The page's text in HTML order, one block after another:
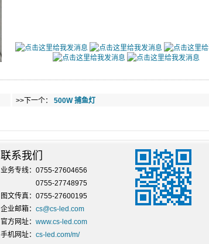
>>下一个： 500W 捕鱼灯
联系我们
业务专线：0755-27604656
0755-27748975
图文传真：0755-27600195
企业邮箱： cs@cs-led.com
官方网址： www.cs-led.com
手机网址： cs-led.com/m/